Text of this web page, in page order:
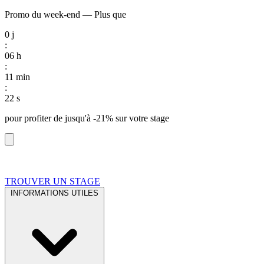
Promo du week-end — Plus que
0 j
:
06 h
:
11 min
:
21 s
pour profiter de jusqu'à -21% sur votre stage
TROUVER UN STAGE
INFORMATIONS UTILES